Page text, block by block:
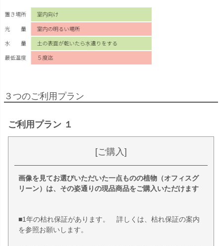
３つのご利用プラン
ご利用プラン １
[ご購入]
画像を見てお選びいただいた一点ものの植物（オフィスグ
リーン）は、その姿通りの現品商品をご購入いただけます
■1年の枯れ保証があります。 詳しくは、枯れ保証の案内
を参照お願いします。